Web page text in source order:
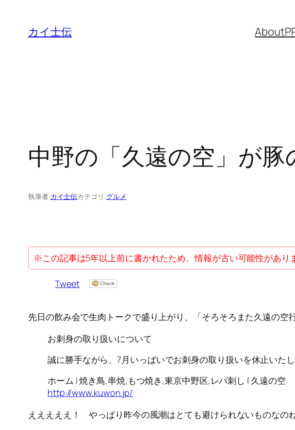
カイ士伝 About
中野の「久遠の空」が
執筆者:カイ士伝カテゴリ:グルメ
※この記事は5年以上前に書かれたため、情報が古い可能性があり
Tweet
先日の飲み会で生肉トークで盛り上がり、「そろそろまた久遠の空
お刺身の取り扱いについて
誠に勝手ながら、7月いっぱいでお刺身の取り扱いを休止いたし
ホーム | 焼き鳥,串焼,もつ焼き,東京中野区,レバ刺し | 久遠の空
http://www.kuwon.jp/
えええええ！ やっぱり昨今の風潮はとても避けられないものなの